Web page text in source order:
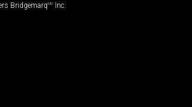
BridgemarqMD Inc.